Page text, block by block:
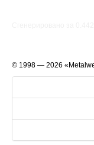
© 1998 — 2026